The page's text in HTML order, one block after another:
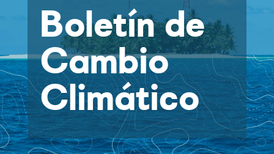
Boletín de
Cambio
Climático